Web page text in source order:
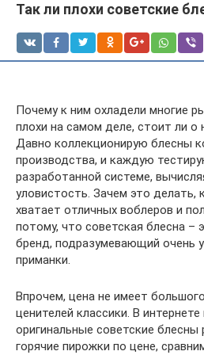
Так ли плохи советские
Почему к ним охладели многие
плохи на самом деле, стоит ли о
Давно коллекционирую блесны
производства, и каждую
разработанной системе,
уловистость. Зачем это делать,
хватает отличных воблеров и
потому, что советская блесна
бренд, подразумевающий очень
приманки.
Впрочем, цена не имеет
ценителей классики. В
оригинальные советские блесны
горячие пирожки по цене,